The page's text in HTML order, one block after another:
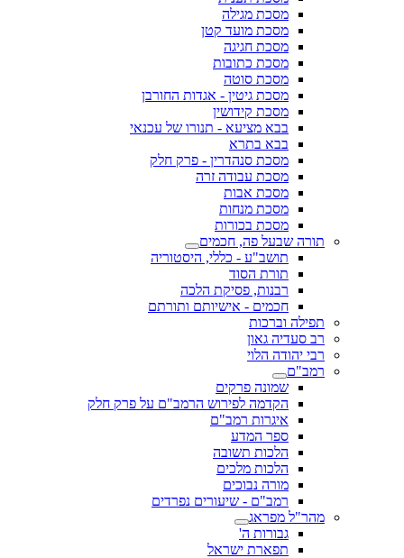
מסכת מגילה
מסכת מועד קטן
מסכת חגיגה
מסכת כתובות
מסכת סוטה
מסכת גיטין - אגדות החורבן
מסכת קידושין
בבא מציעא - תנורו של עכנאי
בבא בתרא
מסכת סנהדרין - פרק חלק
מסכת עבודה זרה
מסכת אבות
מסכת מנחות
מסכת בכורות
תורה שבעל פה, חכמים
תושב"ע - כללי, היסטוריה
תורת הסוד
רבנות, פסיקת הלכה
חכמים - אישיותם ותורתם
תפילה וברכות
רב סעדיה גאון
רבי יהודה הלוי
רמב"ם
שמונה פרקים
הקדמה לפירוש הרמב"ם על פרק חלק
איגרות רמב"ם
ספר המדע
הלכות תשובה
הלכות מלכים
מורה נבוכים
רמב"ם - שיעורים נפרדים
מהר"ל מפראג
גבורות ה'
תפארת ישראל